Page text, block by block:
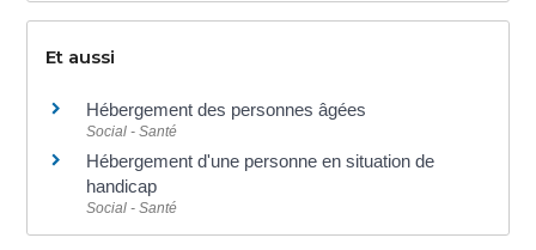
Et aussi
Hébergement des personnes âgées
Social - Santé
Hébergement d'une personne en situation de
handicap
Social - Santé